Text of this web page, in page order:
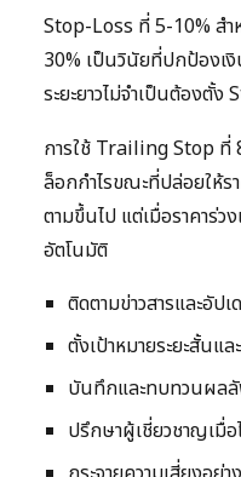
Stop-Loss ที่ 5-10% ส
30% เป็นวินัยที่ปกป้องเ
ระยะยาวไม่จำเป็นต้องตั้ง
การใช้ Trailing Stop ที่
ล็อกกำไรขณะที่ปล่อยให้ร
ตามขึ้นไป แต่เมื่อราคาร่ว
อัตโนมัติ
ติดตามข่าวสารและอัป
ตั้งเป้าหมายระยะสั้นแล
บันทึกและทบทวนผล
ปรึกษาผู้เชี่ยวชาญเมื่อ